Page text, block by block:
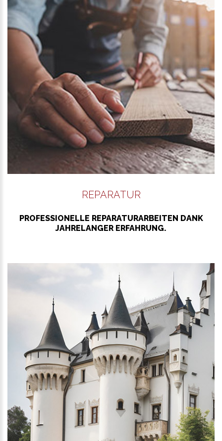
WEITER LESEN
REPARATUR
PROFESSIONELLE REPARATURARBEITEN DANK
JAHRELANGER ERFAHRUNG.
WEITER LESEN